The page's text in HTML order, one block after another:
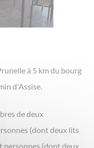
à 5 km du bourg
d'Assise.
de deux
(dont deux lits
personnes (dont deux